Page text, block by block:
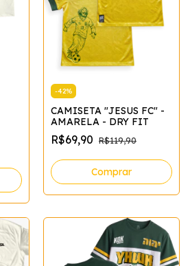
-42%
CAMISETA "JESUS FC" -
AMARELA - DRY FIT
R$69,90 R$119,90
Comprar